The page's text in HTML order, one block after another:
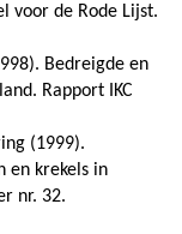
voor de Rode Lijst.
Bedreigde en
Rapport IKC
(1999).
en krekels in
nr. 32.